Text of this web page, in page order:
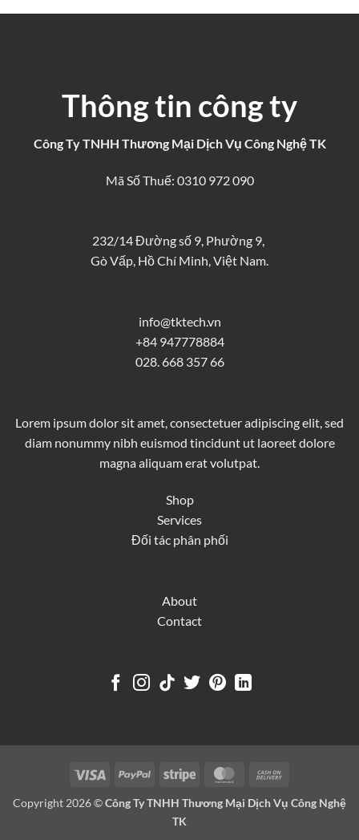
Thông tin công ty
Công Ty TNHH Thương Mại Dịch Vụ Công Nghệ TK
Mã Số Thuế: 0310 972 090
232/14 Đường số 9, Phường 9,
Gò Vấp, Hồ Chí Minh, Việt Nam.
info@tktech.vn
+84 947778884
028. 668 357 66
Lorem ipsum dolor sit amet, consectetuer adipiscing elit, sed
diam nonummy nibh euismod tincidunt ut laoreet dolore
magna aliquam erat volutpat.
Shop
Services
Đối tác phân phối
About
Contact
Visa PayPal Stripe MasterCard
Delivery
Copyright 2026 ©Công Ty TNHH Thương Mại Dịch Vụ Công Nghệ
TK